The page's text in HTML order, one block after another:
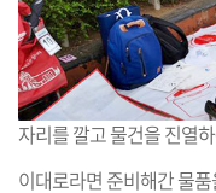
자리를 깔고 물건을 진열
이대로라면 준비해간 물